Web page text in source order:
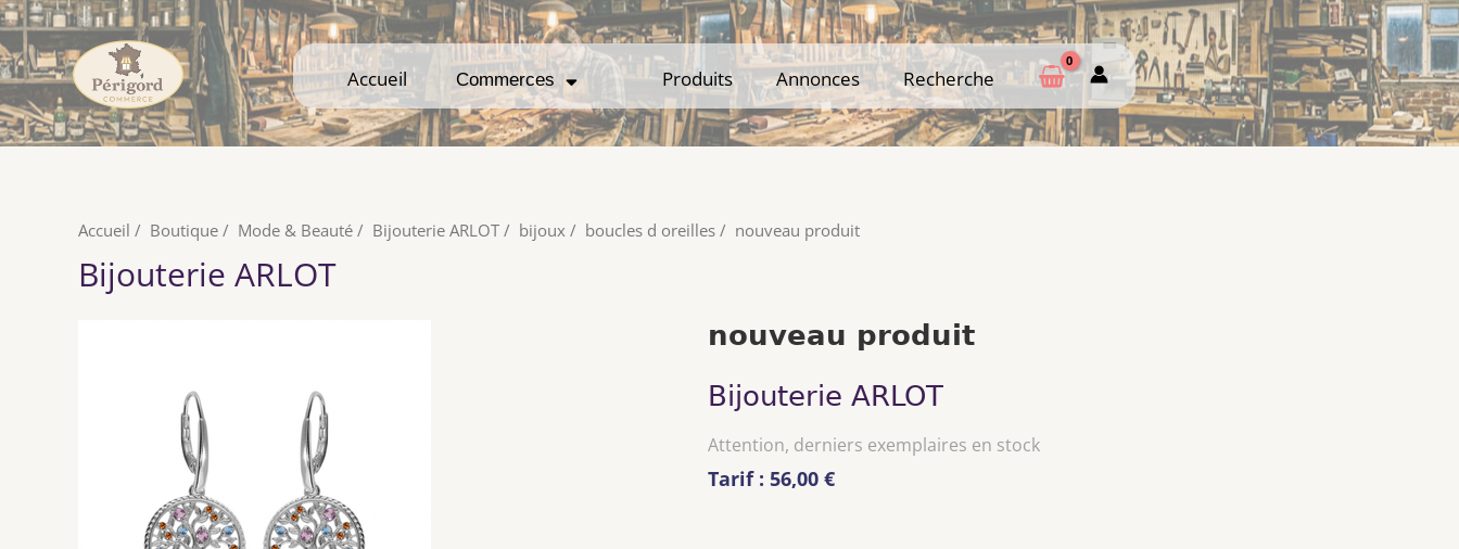
Accueil Commerces Produits Annonces Recherche
Accueil Commerces Produits Annonces Recherche
Accueil / Boutique / Mode & Beauté / Bijouterie ARLOT / bijoux / boucles d oreilles / nouveau produit
Bijouterie ARLOT
nouveau produit
Bijouterie ARLOT
Attention, derniers exemplaires en stock
Tarif : 56,00 €